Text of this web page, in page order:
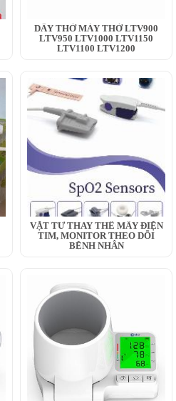
DÂY THỞ MÁY THỞ LTV900
LTV950 LTV1000 LTV1150
LTV1100 LTV1200
VẬT TƯ THAY THẾ MÂY ĐIỆN
TIM, MONITOR THEO DÕI
BỆNH NHÂN